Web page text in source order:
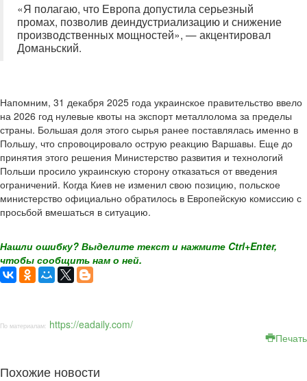
«Я полагаю, что Европа допустила серьезный
промах, позволив деиндустриализацию и снижение
производственных мощностей», — акцентировал
Доманьский.
Напомним, 31 декабря 2025 года украинское правительство ввело
на 2026 год нулевые квоты на экспорт металлолома за пределы
страны. Большая доля этого сырья ранее поставлялась именно в
Польшу, что спровоцировало острую реакцию Варшавы. Еще до
принятия этого решения Министерство развития и технологий
Польши просило украинскую сторону отказаться от введения
ограничений. Когда Киев не изменил свою позицию, польское
министерство официально обратилось в Европейскую комиссию с
просьбой вмешаться в ситуацию.
Нашли ошибку? Выделите текст и нажмите Ctrl+Enter,
чтобы сообщить нам о ней.
По материалам: https://eadaily.com/
Печать
Похожие новости